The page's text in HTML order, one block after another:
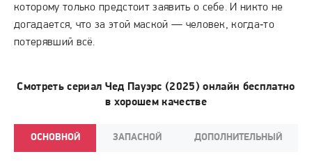
которому только предстоит заявить о себе. И никто не
догадается, что за этой маской — человек, когда‑то
потерявший всё.
Смотреть сериал Чед Пауэрс (2025) онлайн бесплатно
в хорошем качестве
ОСНОВНОЙ ЗАПАСНОЙ ДОПОЛНИТЕЛЬНЫЙ